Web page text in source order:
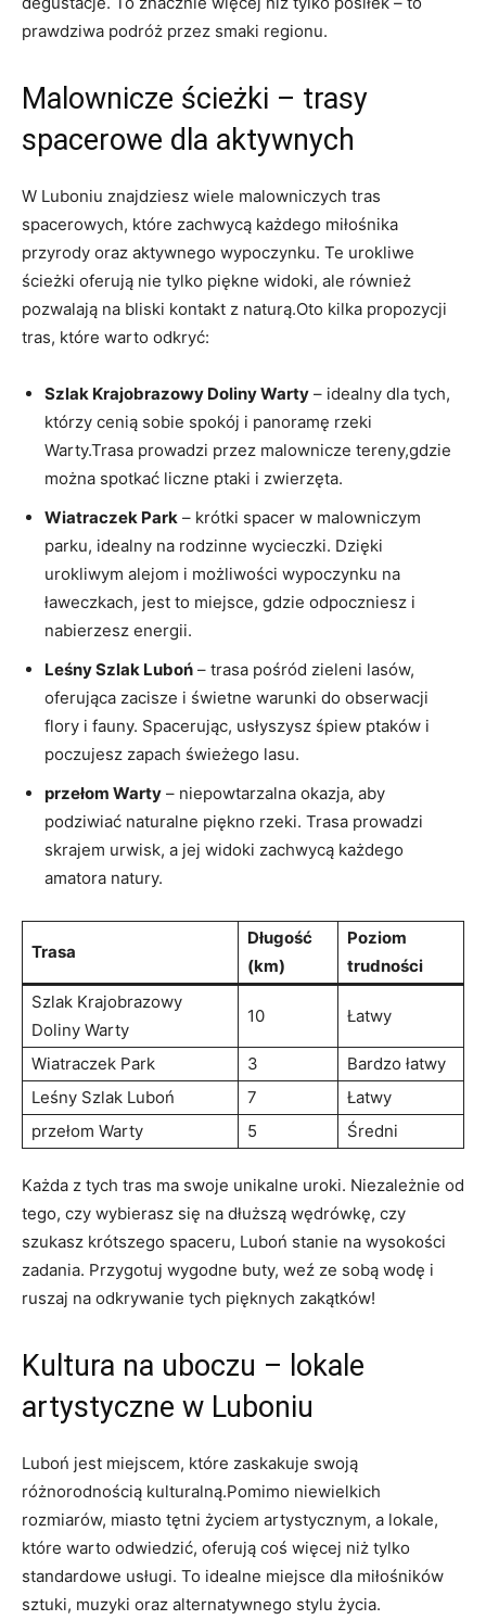
prawdziwa podróż przez smaki regionu.
Malownicze ścieżki – trasy
spacerowe dla aktywnych
W Luboniu znajdziesz wiele malowniczych tras
spacerowych, które zachwycą każdego ‌miłośnika
przyrody oraz aktywnego⁢ wypoczynku. Te urokliwe
ścieżki ⁣oferują nie tylko piękne widoki, ale również
pozwalają na bliski kontakt z naturą.Oto kilka propozycji
⁤tras, które‌ warto odkryć:
Szlak Krajobrazowy Doliny Warty – idealny dla tych,
którzy cenią‍ sobie spokój i panoramę rzeki
Warty.Trasa prowadzi przez malownicze tereny,gdzie
można spotkać liczne ptaki i ‍zwierzęta.
Wiatraczek ⁢Park –‍ krótki spacer w malowniczym
parku,‍ idealny na rodzinne wycieczki. Dzięki
urokliwym alejom⁤ i możliwości wypoczynku na
ławeczkach, ​jest to⁤ miejsce, gdzie odpoczniesz i
nabierzesz​ energii.
Leśny Szlak Luboń – trasa pośród⁢ zieleni lasów,
oferująca zacisze i świetne ‌warunki do obserwacji​
flory i fauny. Spacerując, usłyszysz śpiew ptaków i
poczujesz zapach świeżego ‌lasu.
przełom⁢ Warty – niepowtarzalna okazja,‍ aby
‍podziwiać naturalne piękno rzeki. Trasa‌ prowadzi
skrajem urwisk, a jej widoki zachwycą każdego
amatora natury.
Trasa
Długość
(km)
Poziom​
trudności
Szlak Krajobrazowy
Doliny Warty
10 Łatwy
Wiatraczek Park 3
Bardzo łatwy
Leśny Szlak Luboń
7
Łatwy
przełom Warty
5 Średni
Każda z tych tras ‌ma swoje unikalne uroki. Niezależnie od
tego, czy wybierasz się na dłuższą wędrówkę,‌ czy
szukasz krótszego spaceru, Luboń stanie na wysokości
zadania. Przygotuj ⁣wygodne buty, weź ze sobą wodę i
ruszaj na odkrywanie tych‍ pięknych zakątków!
Kultura na uboczu ‌– lokale
artystyczne w Luboniu
Luboń jest⁢ miejscem, ⁢które zaskakuje swoją
różnorodnością kulturalną.Pomimo niewielkich
rozmiarów, miasto ​tętni życiem artystycznym, a lokale,​
które warto odwiedzić, oferują coś więcej ⁢niż tylko
standardowe usługi. To idealne miejsce dla miłośników
sztuki, muzyki oraz alternatywnego stylu ‌życia.